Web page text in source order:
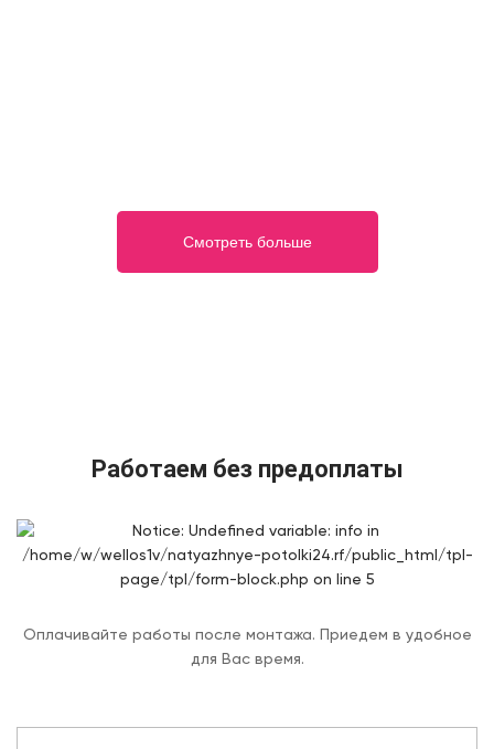
Смотреть больше
Работаем без предоплаты
Оплачивайте работы после монтажа. Приедем в удобное
для Вас время.